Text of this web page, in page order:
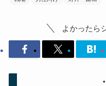
よかったら